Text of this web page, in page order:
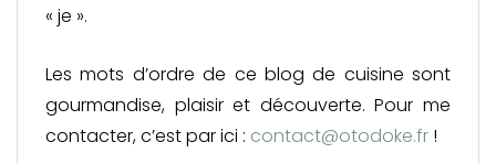
« je ».
Les mots d’ordre de ce blog de cuisine sont
gourmandise, plaisir et découverte. Pour me
contacter, c’est par ici : contact@otodoke.fr !